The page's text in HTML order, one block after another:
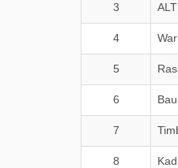
3 ALT
4
5
6 Bau
7
8